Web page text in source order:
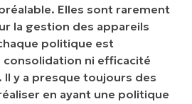
Elles sont rarement
la gestion des appareils
politique est
consolidation ni efficacité
y a presque toujours des
en ayant une politique